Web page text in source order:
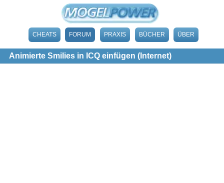
CHEATS FORUM PRAXIS BÜCHER ÜBER
Animierte Smilies in ICQ einfügen (Internet)